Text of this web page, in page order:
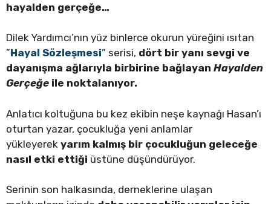
hayalden gerçeğe…
Dilek Yardımcı’nın yüz binlerce okurun yüreğini ısıtan
”Hayal Sözleşmesi” serisi, dört bir yanı sevgi ve
dayanışma ağlarıyla birbirine bağlayan Hayalden
Gerçeğe ile noktalanıyor.
Anlatıcı koltuğuna bu kez ekibin neşe kaynağı Hasan’ı
oturtan yazar, çocukluğa yeni anlamlar
yükleyerek yarım kalmış bir çocukluğun geleceğe
nasıl etki ettiği üstüne düşündürüyor.
Serinin son halkasında, derneklerine ulaşan